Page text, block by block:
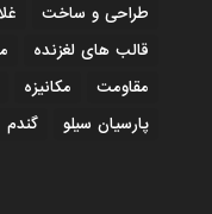
طراحی و ساخت
قالب های لغزنده
مقاومت
مکانیزه
پارسیان سیلو
گندم